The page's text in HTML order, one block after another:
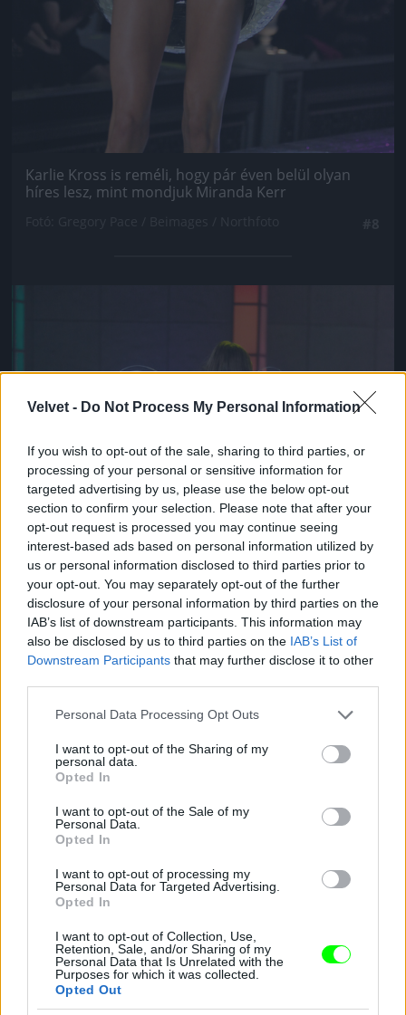
Velvet - Do Not Process My Personal Information
If you wish to opt-out of the sale, sharing to third parties, or
processing of your personal or sensitive information for
targeted advertising by us, please use the below opt-out
section to confirm your selection. Please note that after your
opt-out request is processed you may continue seeing
interest-based ads based on personal information utilized by
us or personal information disclosed to third parties prior to
your opt-out. You may separately opt-out of the further
disclosure of your personal information by third parties on the
IAB’s list of downstream participants. This information may
also be disclosed by us to third parties on the IAB’s List of
Downstream Participants that may further disclose it to other
Please note that this website/app uses one or more Google
not limited to your visit or usage behaviour. You may click to
grant or deny consent to Google and its third-party tags to
use your data for below specified purposes in below Google
consent section.
Personal Data Processing Opt Outs
I want to opt-out of the Sharing of my
personal data.
Opted In
I want to opt-out of the Sale of my
Personal Data.
Opted In
I want to opt-out of processing my
Personal Data for Targeted Advertising.
Opted In
I want to opt-out of Collection, Use,
Retention, Sale, and/or Sharing of my
Personal Data that Is Unrelated with the
Purposes for which it was collected.
Opted Out
Karlie Kross is reméli, hogy pár éven belül olyan
híres lesz, mint mondjuk Miranda Kerr
Jön még kép!
Ez a csillogó izé mindenesetre meglepően sokat
takar a fenekéből
Fotó: Gregory Pace / Beimages / Northfoto